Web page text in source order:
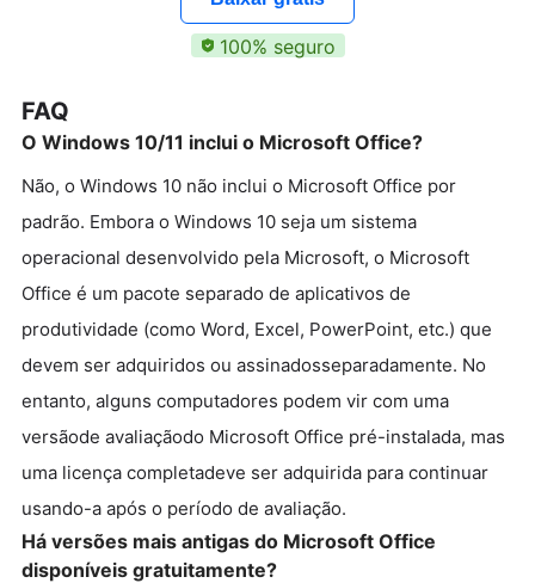
100% seguro
FAQ
O Windows 10/11 inclui o Microsoft Office?
Não, o Windows 10 não inclui o Microsoft Office por
padrão. Embora o Windows 10 seja um sistema
operacional desenvolvido pela Microsoft, o Microsoft
Office é um pacote separado de aplicativos de
produtividade (como Word, Excel, PowerPoint, etc.) que
devem ser adquiridos ou assinadosseparadamente. No
entanto, alguns computadores podem vir com uma
versãode avaliaçãodo Microsoft Office pré-instalada, mas
uma licença completadeve ser adquirida para continuar
usando-a após o período de avaliação.
Há versões mais antigas do Microsoft Office
disponíveis gratuitamente?